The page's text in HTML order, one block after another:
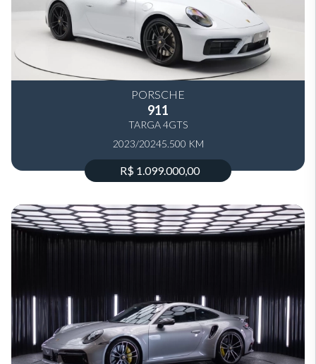
PORSCHE
911
TARGA 4GTS
2023/20245.500 KM
R$ 1.099.000,00